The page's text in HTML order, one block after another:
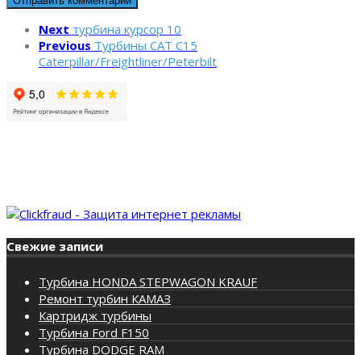
Next турбина курсор 10
Previous Турбины CAT C15
Caterpillar/Freightliner/Peterbilt
Свежие записи
Турбина HONDA STEPWAGON KRAUF
Ремонт турбин КАМАЗ
Картридж турбины
Турбина Ford F150
Турбина DODGE RAM